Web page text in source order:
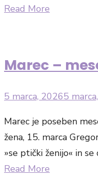
Read More
Marec –
Posted
5 marca, 20265
Marec je poseben
žena, 15. marca
»se ptički ženijo« in
Read More